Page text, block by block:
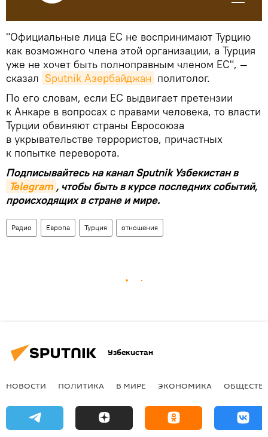
"Официальные лица ЕС не воспринимают Турцию
как возможного члена этой организации, а Турция
уже не хочет быть полноправным членом ЕС", —
сказал Sputnik Азербайджан политолог.
По его словам, если ЕС выдвигает претензии
к Анкаре в вопросах с правами человека, то власти
Турции обвиняют страны Евросоюза
в укрывательстве террористов, причастных
к попытке переворота.
Подписывайтесь на канал Sputnik Узбекистан в
Telegram , чтобы быть в курсе последних событий,
происходящих в стране и мире.
Радио Европа Турция отношения
Узбекистан
НОВОСТИ ПОЛИТИКА В МИРЕ ЭКОНОМИКА